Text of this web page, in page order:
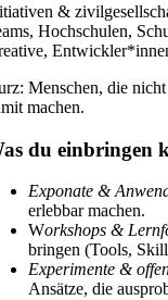
&
Hochschulen,
Menschen, die
machen.
du einbringen
Exponate &
erlebbar machen.
Workshops &
bringen (Tools,
Experimente &
Ansätze, die